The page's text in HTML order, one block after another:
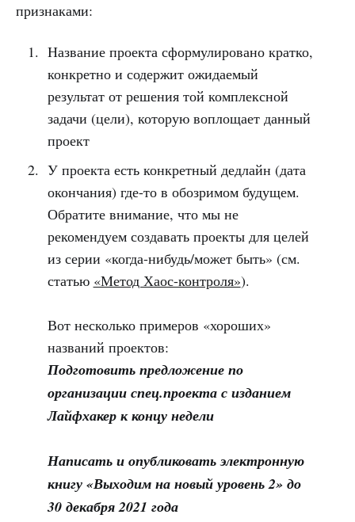
признаками:
Название проекта сформулировано кратко,
конкретно и содержит ожидаемый
результат от решения той комплексной
задачи (цели), которую воплощает данный
проект
У проекта есть конкретный дедлайн (дата
окончания) где-то в обозримом будущем.
Обратите внимание, что мы не
рекомендуем создавать проекты для целей
из серии «когда-нибудь/может быть» (см.
статью «Метод Хаос-контроля»).
Вот несколько примеров «хороших»
названий проектов:
Подготовить предложение по
организации спец.проекта с изданием
Лайфхакер к концу недели
Написать и опубликовать электронную
книгу «Выходим на новый уровень 2» до
30 декабря 2021 года